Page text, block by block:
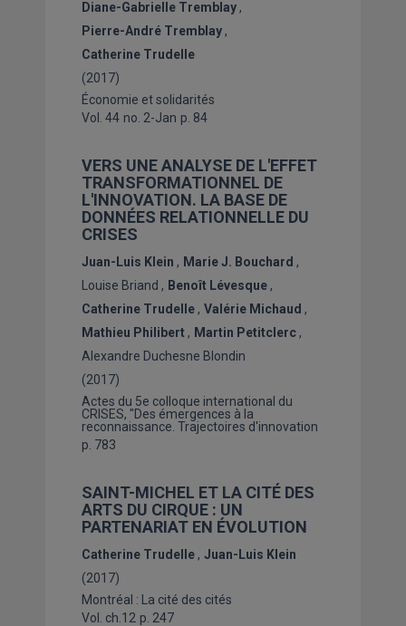
Diane-Gabrielle Tremblay
Pierre-André Tremblay
Catherine Trudelle
(2017)
Économie et solidarités
Vol. 44 no. 2-Jan p. 84
VERS UNE ANALYSE DE L'EFFET
TRANSFORMATIONNEL DE
L'INNOVATION. LA BASE DE
DONNÉES RELATIONNELLE DU
CRISES
Juan-Luis Klein
Marie J. Bouchard
Louise Briand
Benoît Lévesque
Catherine Trudelle
Valérie Michaud
Mathieu Philibert
Martin Petitclerc
Alexandre Duchesne Blondin
(2017)
Actes du 5e colloque international du
CRISES, "Des émergences à la
reconnaissance. Trajectoires d'innovation
p. 783
SAINT-MICHEL ET LA CITÉ DES
ARTS DU CIRQUE : UN
PARTENARIAT EN ÉVOLUTION
Catherine Trudelle
Juan-Luis Klein
(2017)
Montréal : La cité des cités
Vol. ch.12 p. 247